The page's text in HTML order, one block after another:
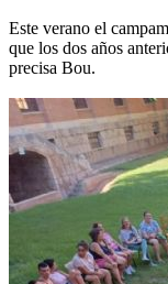
Este verano el
que los dos años
precisa Bou.